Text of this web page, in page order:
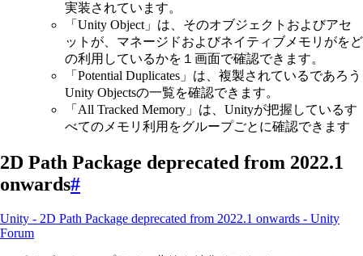
実装されています。
「Unity Object」は、そのオブジェクトおよびアセ
ットが、マネージドおよびネイティブメモリがをど
の利用しているかを１画面で確認できます。
「Potential Duplicates」は、複製されているであろう
Unity Objectsの一覧を確認できます。
「All Tracked Memory」は、Unityが把握しているす
べてのメモリ利用をグループごとに確認できます
2D Path Package deprecated from 2022.1
onwards#
Unity - 2D Path Package deprecated from 2022.1 onwards - Unity
Forum